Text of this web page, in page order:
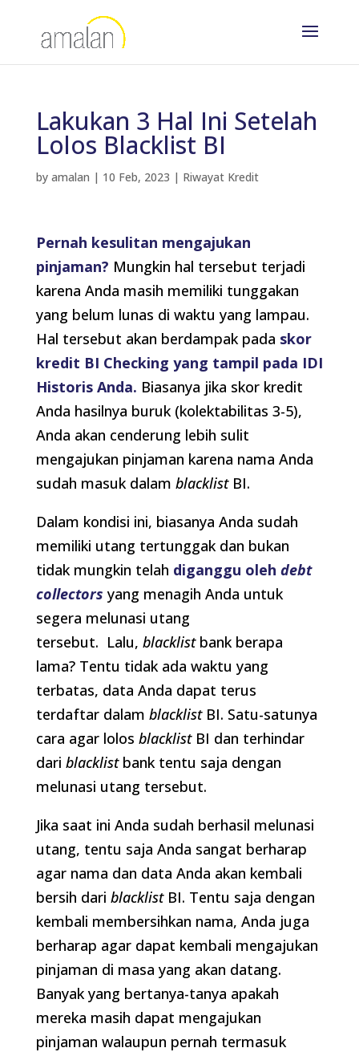
Lakukan 3 Hal Ini Setelah
Lolos Blacklist BI
by amalan | 10 Feb, 2023 | Riwayat Kredit
Pernah kesulitan mengajukan
pinjaman? Mungkin hal tersebut terjadi
karena Anda masih memiliki tunggakan
yang belum lunas di waktu yang lampau.
Hal tersebut akan berdampak pada skor
kredit BI Checking yang tampil pada IDI
Historis Anda. Biasanya jika skor kredit
Anda hasilnya buruk (kolektabilitas 3-5),
Anda akan cenderung lebih sulit
mengajukan pinjaman karena nama Anda
sudah masuk dalam blacklistBI.
Dalam kondisi ini, biasanya Anda sudah
memiliki utang tertunggak dan bukan
tidak mungkin telah diganggu oleh debt
collectors yang menagih Anda untuk
segera melunasi utang
tersebut. Lalu, blacklistbank berapa
lama? Tentu tidak ada waktu yang
terbatas, data Anda dapat terus
terdaftar dalam blacklist BI. Satu-satunya
cara agar lolos blacklistBI dan terhindar
dari blacklistbank tentu saja dengan
melunasi utang tersebut.
Jika saat ini Anda sudah berhasil melunasi
utang, tentu saja Anda sangat berharap
agar nama dan data Anda akan kembali
bersih dari blacklist BI. Tentu saja dengan
kembali membersihkan nama, Anda juga
berharap agar dapat kembali mengajukan
pinjaman di masa yang akan datang.
Banyak yang bertanya-tanya apakah
mereka masih dapat mengajukan
pinjaman walaupun pernah termasuk